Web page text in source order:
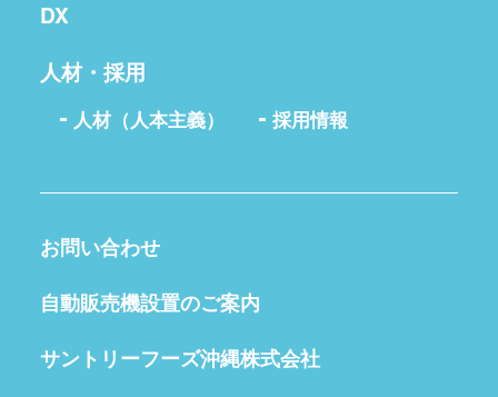
DX
人材・採用
人材（人本主義） 採用情報
お問い合わせ
自動販売機設置のご案内
サントリーフーズ沖縄株式会社